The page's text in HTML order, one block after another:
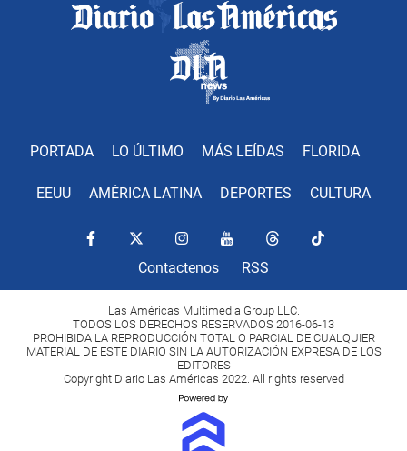
PORTADA LO ÚLTIMO MÁS LEÍDAS FLORIDA
EEUU AMÉRICA LATINA DEPORTES CULTURA
Contactenos RSS
Las Américas Multimedia Group LLC.
TODOS LOS DERECHOS RESERVADOS 2016-06-13
PROHIBIDA LA REPRODUCCIÓN TOTAL O PARCIAL DE CUALQUIER
MATERIAL DE ESTE DIARIO SIN LA AUTORIZACIÓN EXPRESA DE LOS
EDITORES
Copyright Diario Las Américas 2022. All rights reserved